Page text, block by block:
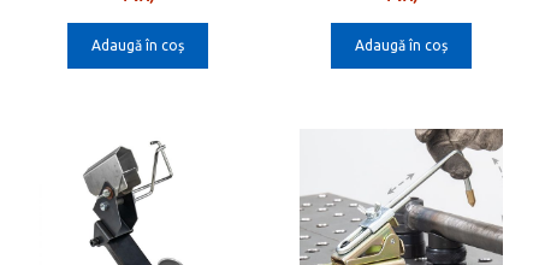
f
5
a
fost:
Adaugă în coș
f
5
a
fost:
Adaugă în coș